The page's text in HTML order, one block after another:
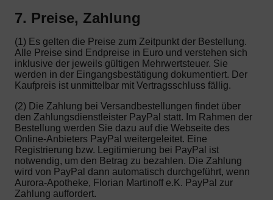
7. Preise, Zahlung
(1) Es gelten die Preise zum Zeitpunkt der Bestellung.
Alle Preise sind Endpreise in Euro und verstehen sich
inklusive der jeweils gültigen Mehrwertsteuer. Sie
werden in der Eingangsbestätigung dokumentiert. Der
Kaufpreis ist unmittelbar mit Vertragsschluss fällig.
(2) Die Zahlung bei Versandbestellungen findet über
den Zahlungsdienstleister PayPal statt. Im Rahmen der
Bestellung werden Sie dazu auf die Webseite des
Online-Anbieters PayPal weitergeleitet. Eine
Registrierung bzw. Legitimierung bei PayPal ist
notwendig, um den Betrag zu bezahlen. Die Zahlung
wird von PayPal dann automatisch durchgeführt, wenn
Aurora-Apotheke, Florian Martinoff e.K. PayPal zur
Zahlung auffordert.